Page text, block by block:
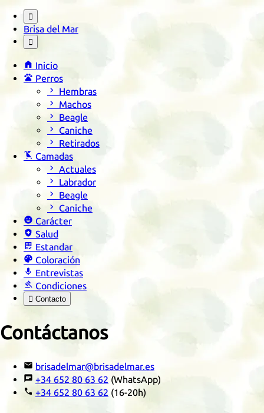

Brisa del Mar

 Inicio
 Perros
 Hembras
 Machos
 Beagle
 Caniche
 Retirados
 Camadas
 Actuales
 Labrador
 Beagle
 Caniche
 Carácter
 Salud
 Estandar
 Coloración
 Entrevistas
 Condiciones
 Contacto
Contáctanos
 brisadelmar@brisadelmar.es
 +34 652 80 63 62 (WhatsApp)
 +34 652 80 63 62 (16-20h)